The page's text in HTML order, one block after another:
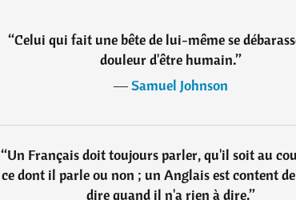
“Celui qui fait une bête de lui-même se
douleur d'être humain.”
―Samuel Johnson
“Un Français doit toujours parler, qu'il soit au
ce dont il parle ou non ; un Anglais est content
dire quand il n'a rien à dire.”